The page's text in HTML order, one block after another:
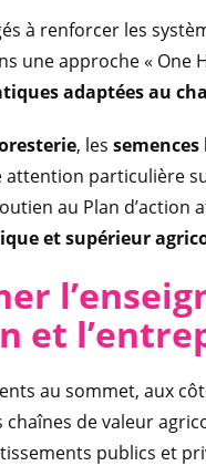
à renforcer les
une approche « One
adaptées au
, les
attention particulière
au Plan d’action
et supérieur
et
au sommet, aux
de valeur
publics et